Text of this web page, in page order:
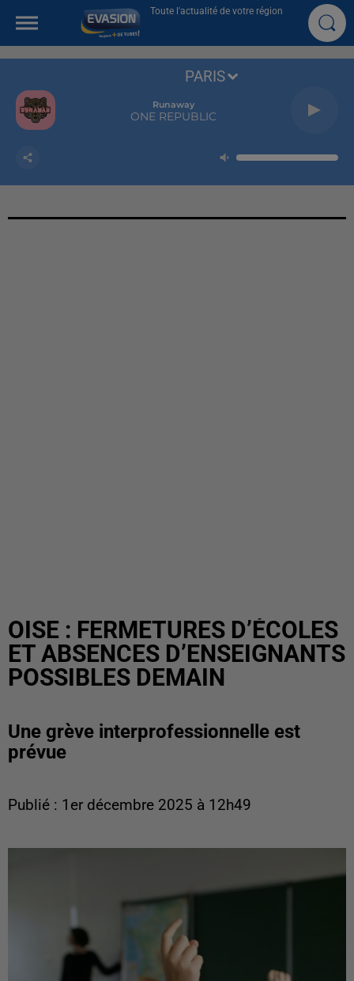
Toute l'actualité de votre région
Runaway
ONE REPUBLIC
PARIS
OISE : FERMETURES D’ÉCOLES
ET ABSENCES D’ENSEIGNANTS
POSSIBLES DEMAIN
Une grève interprofessionnelle est
prévue
Publié : 1er décembre 2025 à 12h49